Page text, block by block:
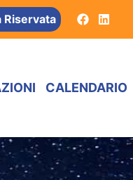
Riservata
CALENDARIO